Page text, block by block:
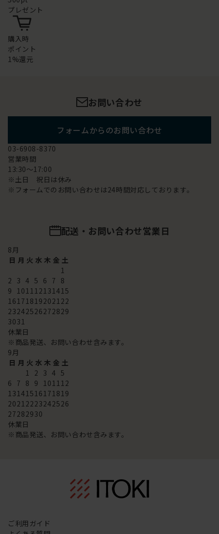
プレゼント
購入時
ポイント
1%還元
お問い合わせ
フォームからのお問い合わせ
03-6908-8370
営業時間
13:30～17:00
※土日 祝日は休み
※フォームでのお問い合わせは24時間対応しております。
配送・お問い合わせ営業日
8 月
日 月 火 水 木 金 土
1
2 3 4 5 6 7 8
9
10 11 12 13 14 15
16 17 18 192021 22
23242526272829
3031
休業日
※商品発送、お問い合わせ含みます。
9 月
日 月 火 水 木 金 土
1
2 3 4 5
6 7 8 9 10 11 12
13 14 15 16 17 18 19
2021 2223242526
27282930
休業日
※商品発送、お問い合わせ含みます。
ご利用ガイド